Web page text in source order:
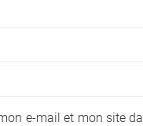
e-mail et mon site